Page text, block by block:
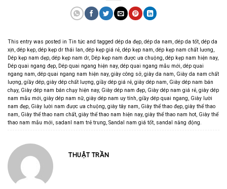
This entry was posted in Tin tức and tagged dép da đẹp, dép da nam, dép da tốt, dép da
xịn, dép kẹp, dép kẹp dr thái lan, dép kẹp giá rẻ, dép kẹp nam, dép kẹp nam chất lương,
Dép kẹp nam dẹp, dép kẹp nam dr, Dép kẹp nam được ưa chuộng, dép kẹp nam hiện nay,
Dép quai ngang đẹp, Dép quai ngang hiện nay, dép quai ngang mẫu mới, dép quai
ngang nam, dép quai ngang nam hiện nay, giày công sở, giày da nam, Giày da nam chất
lượng, giầy dép, giày dép chất lượng, giầy dép giá rẻ, giày dép nam, Giày dép nam bán
chạy, Giày dép nam bán chạy hiện nay, Giày dép nam đẹp, Giày dép nam giá rẻ, giày dép
nam mẫu mới, giày dép nam nữ, giày dép nam uy tính, giầy dép quai ngang, Giày lười
nam đẹp, Giày lười nam được ưa chuộng, giày tây nam, Giày thể thao đẹp, giày thể thao
nam, Giày thể thao nam chất, giày thể thao nam hiện nay, giày thể thao nam hot, Giày thể
thao nam mẫu mới, sadanl nam trẻ trung, Sandal nam giá tốt, sandal năng động.
THUẬT TRẦN